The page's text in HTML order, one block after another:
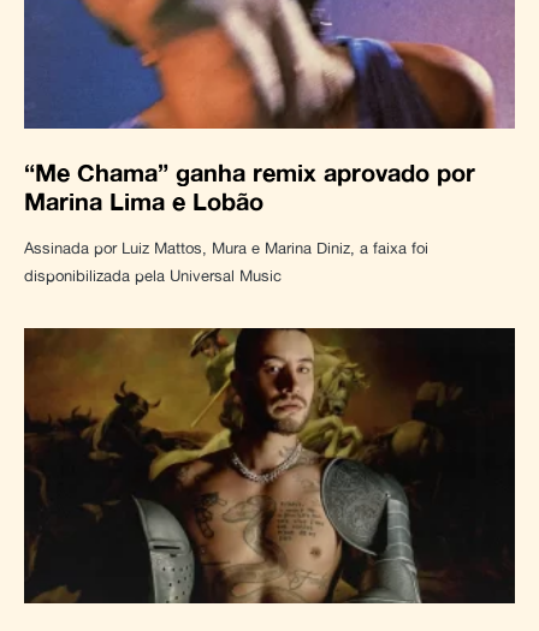
“Me Chama” ganha remix aprovado por
Marina Lima e Lobão
Assinada por Luiz Mattos, Mura e Marina Diniz, a faixa foi
disponibilizada pela Universal Music